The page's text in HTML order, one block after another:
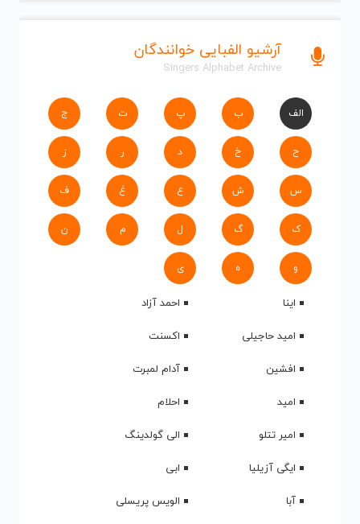
آرشیو الفبایی خوانندگان
Singers Alphabet Archive
الف ب پ ت ج
ح خ د ر ز
س ش ع غ ف
ک گ ل م ن
و ه ی
اینا
احمد آزاد
امید حاجیلی
اکسنت
افشین
آدام لمبرت
امید
احلام
امیر تتلو
الی گولدینگ
ایگی آزیلیا
ابی
آبا
الویس پریسلی